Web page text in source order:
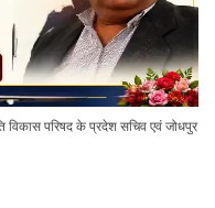
विकास परिषद के प्रदेश सचिव एवं जोधपुर